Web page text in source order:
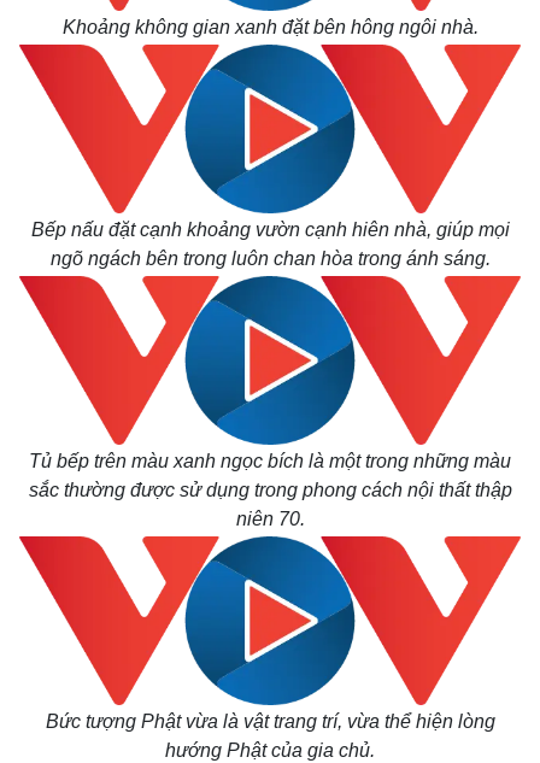
Quan sát
Cuộc sống đó đây
Hồ sơ
Video
Ảnh
E-Magazine
Infographic
Khoảng không gian xanh đặt bên hông ngôi nhà.
Bếp nấu đặt cạnh khoảng vườn cạnh hiên nhà, giúp mọi
ngõ ngách bên trong luôn chan hòa trong ánh sáng.
Tủ bếp trên màu xanh ngọc bích là một trong những màu
sắc thường được sử dụng trong phong cách nội thất thập
niên 70.
Bức tượng Phật vừa là vật trang trí, vừa thể hiện lòng
hướng Phật của gia chủ.